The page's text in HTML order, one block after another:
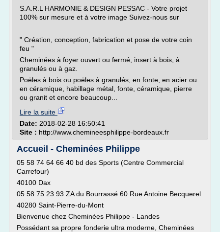
S.A.R.L HARMONIE & DESIGN PESSAC - Votre projet
100% sur mesure et à votre image Suivez-nous sur
" Création, conception, fabrication et pose de votre coin
feu "
Cheminées à foyer ouvert ou fermé, insert à bois, à
granulés ou à gaz.
Poëles à bois ou poëles à granulés, en fonte, en acier ou
en céramique, habillage métal, fonte, céramique, pierre
ou granit et encore beaucoup...
Lire la suite
Date: 2018-02-28 16:50:41
Site : http://www.chemineesphilippe-bordeaux.fr
Accueil - Cheminées Philippe
05 58 74 64 66 40 bd des Sports (Centre Commercial
Carrefour)
40100 Dax
05 58 75 23 93 ZA du Bourrassé 60 Rue Antoine Becquerel
40280 Saint-Pierre-du-Mont
Bienvenue chez Cheminées Philippe - Landes
Possédant sa propre fonderie ultra moderne, Cheminées